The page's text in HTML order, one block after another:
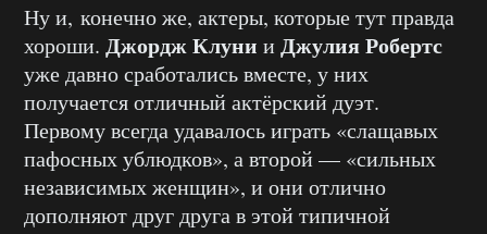
Ну и, конечно же, актеры, которые тут правда
хороши. Джордж Клуни и Джулия Робертс
уже давно сработались вместе, у них
получается отличный актёрский дуэт.
Первому всегда удавалось играть «слащавых
пафосных ублюдков», а второй — «сильных
независимых женщин», и они отлично
дополняют друг друга в этой типичной